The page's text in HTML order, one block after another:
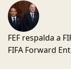
FEF respalda a
FIFA Forward